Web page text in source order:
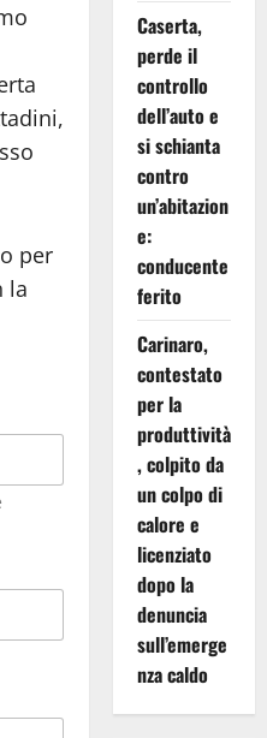
per
la
Caserta,
perde il
controllo
dell’auto e
si schianta
contro
un’abitazion
e:
conducente
ferito
Carinaro,
contestato
per la
produttività
, colpito da
un colpo di
calore e
licenziato
dopo la
denuncia
sull’emerge
nza caldo